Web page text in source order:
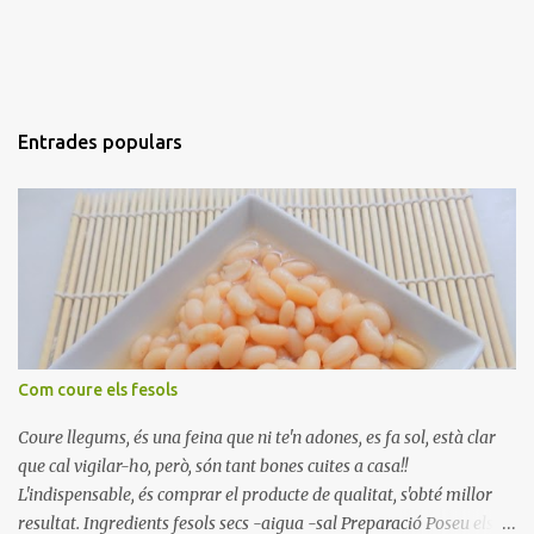
Entrades populars
Com coure els fesols
Coure llegums, és una feina que ni te'n adones, es fa sol, està clar
que cal vigilar-ho, però, són tant bones cuites a casa!!
L'indispensable, és comprar el producte de qualitat, s'obté millor
resultat. Ingredients fesols secs -aigua -sal Preparació Poseu els